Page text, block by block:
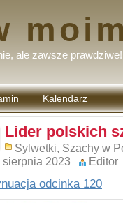
ale zawsze prawdziwe!
Kalendarz
Lider polskich
Sylwetki, Szachy w
sierpnia 2023
Editor
odcinka 120